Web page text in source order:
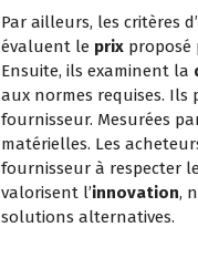
Par ailleurs, les critères
évaluent le prix proposé
Ensuite, ils examinent la
aux normes requises.
fournisseur. Mesurées
matérielles. Les
fournisseur à respecter
valorisent l’innovation,
solutions alternatives.